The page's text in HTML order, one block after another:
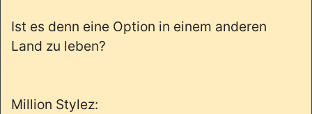
Ist es denn eine Option in einem anderen
Land zu leben?
Million Stylez: